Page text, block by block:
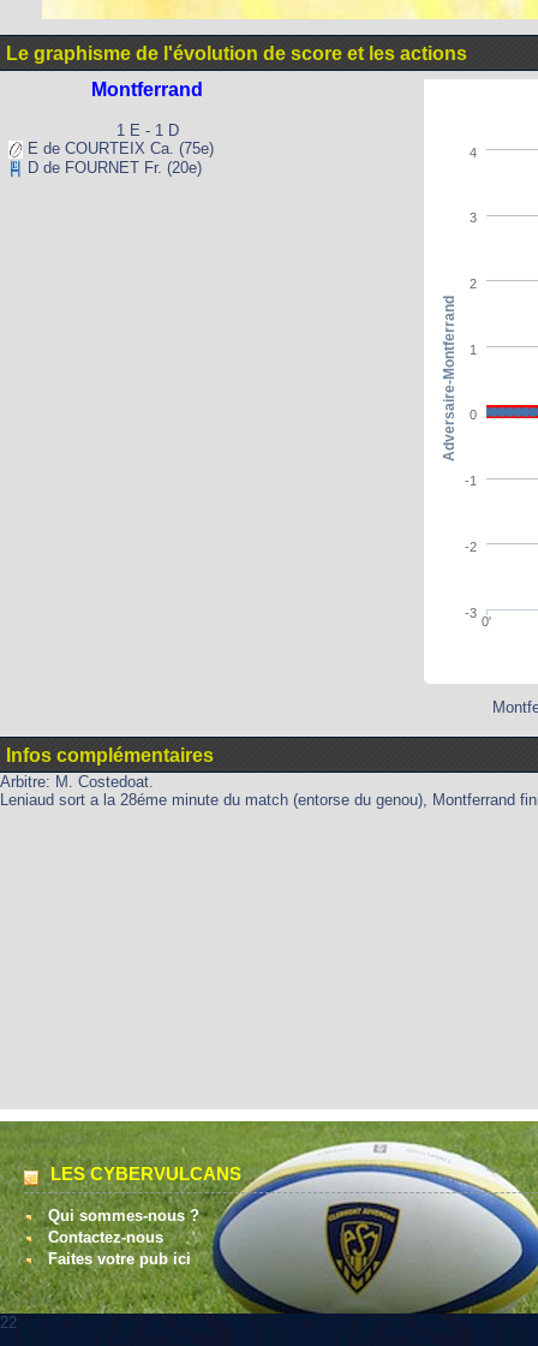
Le graphisme de l'évolution de score et les actions
Montferrand
1 E - 1 D
E de COURTEIX Ca. (75e)
D de FOURNET Fr. (20e)
0'
-3
-2
-1
0
1
2
3
4
Adversaire-Montferrand
Infos complémentaires
Arbitre: M. Costedoat.
Leniaud sort a la 28éme minute du match (entorse du genou), Montferrand
LES CYBERVULCANS
Qui sommes-nous ?
Contactez-nous
Faites votre pub ici
22